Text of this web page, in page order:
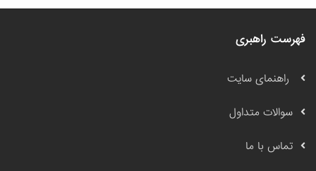
فهرست راهبری
راهنمای سایت
سوالات متداول
تماس با ما